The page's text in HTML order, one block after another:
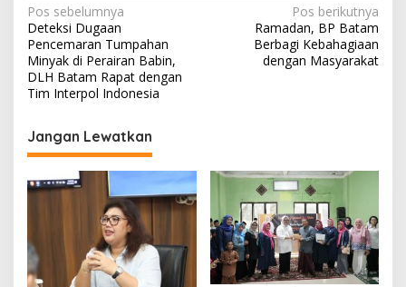
N
a
v
i
a
i
o
s
Pos sebelumnya
Deteksi Dugaan
Pencemaran Tumpahan
Minyak di Perairan Babin,
DLH Batam Rapat dengan
Tim Interpol Indonesia
Pos berikutnya
Ramadan, BP Batam
Berbagi Kebahagiaan
dengan Masyarakat
Jangan Lewatkan